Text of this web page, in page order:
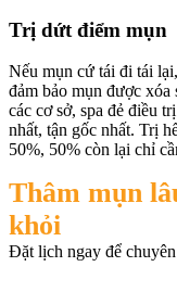
Trị dứt điểm mụn
Nếu mụn cứ tái đi tái
đảm bảo mụn được xóa
các cơ sở, spa đẻ điều
nhất, tận gốc nhất. Trị
50%, 50% còn lại chỉ
Thâm mụn
khỏi
Đặt lịch ngay để